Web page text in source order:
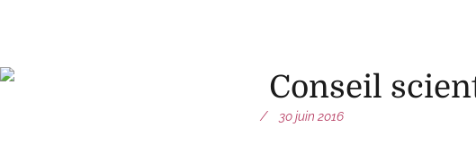
Conseil
30 juin 2016